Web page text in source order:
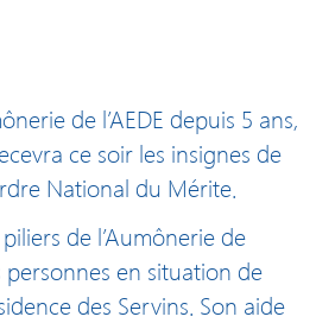
de l’AEDE depuis 5 ans,
ce soir les insignes de
National du Mérite.
de l’Aumônerie de
personnes en situation de
des Servins. Son aide